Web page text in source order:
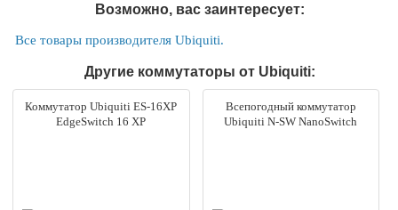
Возможно, вас заинтересует:
Все товары производителя Ubiquiti.
Другие коммутаторы от Ubiquiti:
Коммутатор Ubiquiti ES-16XP
EdgeSwitch 16 XP
Всепогодный коммутатор
Ubiquiti N-SW NanoSwitch